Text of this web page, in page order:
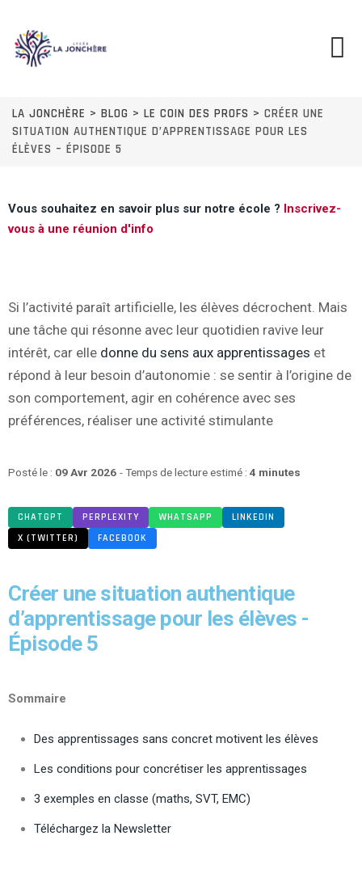
LA JONCHÈRE > BLOG > LE COIN DES PROFS > CRÉER UNE
SITUATION AUTHENTIQUE D’APPRENTISSAGE POUR LES
ÉLÈVES – ÉPISODE 5
Vous souhaitez en savoir plus sur notre école ? Inscrivez-
vous à une réunion d'info
Si l’activité paraît artificielle, les élèves décrochent. Mais
une tâche qui résonne avec leur quotidien ravive leur
intérêt, car elle donne du sens aux apprentissages et
répond à leur besoin d’autonomie : se sentir à l’origine de
son comportement, agir en cohérence avec ses
préférences, réaliser une activité stimulante
Posté le : 09 Avr 2026 - Temps de lecture estimé : 4 minutes
CHATGPT PERPLEXITY WHATSAPP
LINKEDIN
X (TWITTER)
FACEBOOK
Créer une situation authentique
d’apprentissage pour les élèves -
Épisode 5
Sommaire
Des apprentissages sans concret motivent les élèves
Les conditions pour concrétiser les apprentissages
3 exemples en classe (maths, SVT, EMC)
Téléchargez la Newsletter